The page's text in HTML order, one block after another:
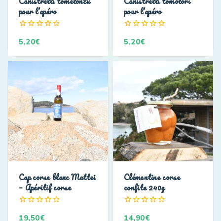
pour l’apéro
de
5,20€
pour l’apéro
de
5,20€
Cap corse blanc Mattei
– Apéritif corse
19,50€
Clémentine corse
confite 240g
14,90€